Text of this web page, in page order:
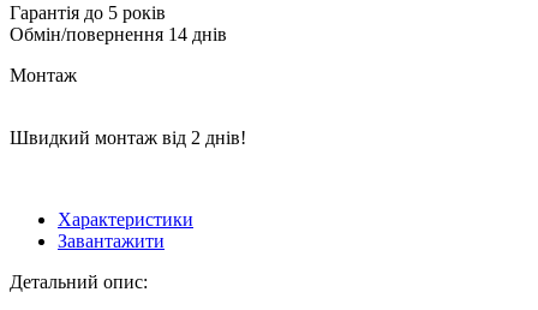
Гарантія до 5 років
Обмін/повернення 14 днів
Монтаж
Швидкий монтаж від 2 днів!
Характеристики
Завантажити
Детальний опис: